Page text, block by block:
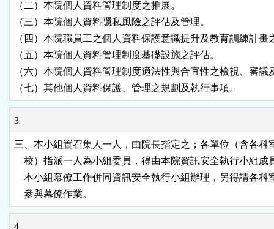
（二）本院個人資料管理制度之推展。
（三）本院個人資料隱私風險之評估及管理。
（四）本院職員工之個人資料保護意識提升及教育訓練計畫
（五）本院個人資料管理制度基礎設施之評估。
（六）本院個人資料管理制度適法性與合宜性之檢視、審議
（七）其他個人資料保護、管理之規劃及執行事項。
3
三、本小組置召集人一人，由院長指定之；各單位（含各科
校）指派一人為小組委員，得由本院資訊安全執行小組成
本小組幕僚工作併同資訊安全執行小組辦理，另得請各科
    參與幕僚作業。
4